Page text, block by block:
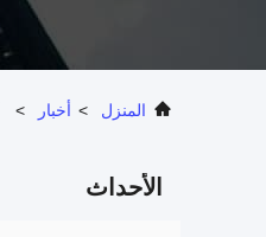
المنزل > أخبار >
الأحداث